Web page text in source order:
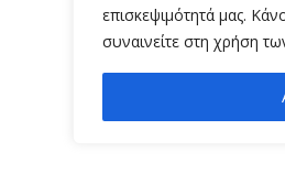
επισκεψιμότητά μας.
συναινείτε στη χρήση
2024 © Greek